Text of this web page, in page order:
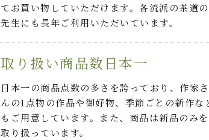
てお買い物していただけます。各流派の茶道の
先生にも長年ご利用いただいています。
取り扱い商品数日本一
日本一の商品点数の多さを誇っており、作家さ
んの1点物の作品や御好物、季節ごとの新作な
もご用意しています。また、商品は新品のみを
取り扱っています。